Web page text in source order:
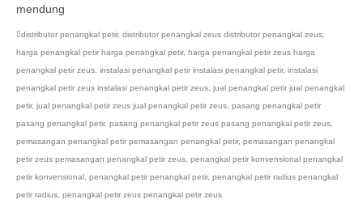
mendung
distributor penangkal petir, distributor penangkal zeus distributor penangkal zeus
harga penangkal petir harga penangkal petir, harga penangkal petir zeus harga
penangkal petir zeus instalasi penangkal petir instalasi penangkal petir, instalasi
penangkal petir zeus instalasi penangkal petir zeus jual penangkal petir jual penangkal
petir, jual penangkal petir zeus jual penangkal petir zeus pasang penangkal petir
pasang penangkal petir, pasang penangkal petir zeus pasang penangkal petir zeus
pemasangan penangkal petir pemasangan penangkal petir, pemasangan penangkal
petir zeus pemasangan penangkal petir zeus penangkal petir konvensional penangkal
petir konvensional penangkal petir penangkal petir, penangkal petir radius penangkal
petir radius penangkal petir zeus penangkal petir zeus